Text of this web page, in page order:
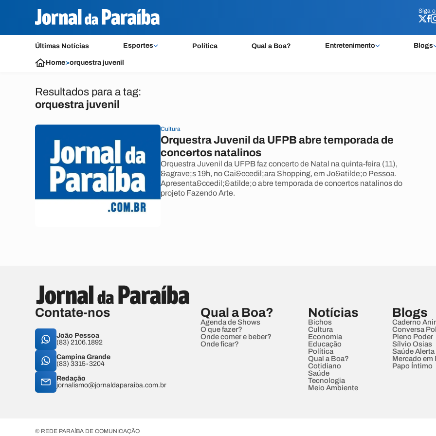
Siga o
Últimas Notícias Esportes Política Qual a Boa? Entretenimento Blogs
Siga o
Home>orquestra juvenil
Resultados para a tag:
orquestra juvenil
Cultura
Orquestra Juvenil da UFPB abre temporada de
concertos natalinos
Orquestra Juvenil da UFPB faz concerto de Natal na quinta-feira (11),
&agrave;s 19h, no Cai&ccedil;ara Shopping, em Jo&atilde;o Pessoa.
Apresenta&ccedil;&atilde;o abre temporada de concertos natalinos do
projeto Fazendo Arte.
Contate-nos
João Pessoa
(83) 2106.1892
Campina Grande
(83) 3315-3204
Redação
jornalismo@jornaldaparaiba.com.br
Qual a Boa?
Agenda de Shows
O que fazer?
Onde comer e beber?
Onde ficar?
Notícias
Bichos
Cultura
Economia
Educação
Política
Qual a Boa?
Cotidiano
Saúde
Tecnologia
Meio Ambiente
Blogs
Caderno
Conversa
Pleno Poder
Sílvio Osias
Saúde Alerta
Mercado em
Papo Íntimo
© REDE PARAÍBA DE COMUNICAÇÃO